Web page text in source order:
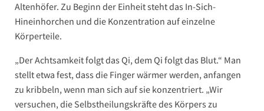
Altenhöfer. Zu Beginn der Einheit steht das In-Sich-
Hineinhorchen und die Konzentration auf einzelne
Körperteile.
„Der Achtsamkeit folgt das Qi, dem Qi folgt das Blut.“ Man
stellt etwa fest, dass die Finger wärmer werden, anfangen
zu kribbeln, wenn man sich auf sie konzentriert. „Wir
versuchen, die Selbstheilungskräfte des Körpers zu